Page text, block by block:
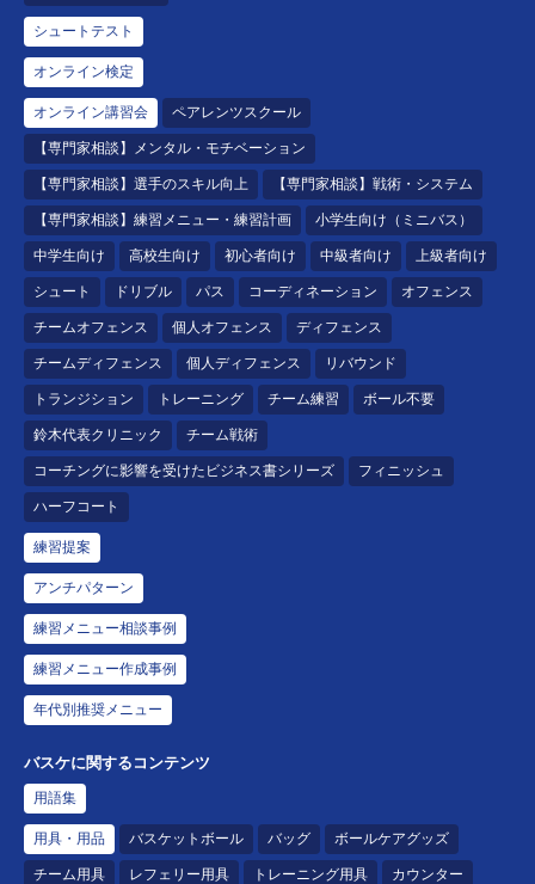
シュートテスト
オンライン検定
オンライン講習会 ペアレンツスクール
【専門家相談】メンタル・モチベーション
【専門家相談】選手のスキル向上 【専門家相談】戦術・システム
【専門家相談】練習メニュー・練習計画 小学生向け（ミニバス）
中学生向け 高校生向け 初心者向け 中級者向け 上級者向け
シュート ドリブル パス コーディネーション オフェンス
チームオフェンス 個人オフェンス ディフェンス
チームディフェンス 個人ディフェンス リバウンド
トランジション トレーニング チーム練習 ボール不要
鈴木代表クリニック チーム戦術
コーチングに影響を受けたビジネス書シリーズ フィニッシュ
ハーフコート
練習提案
アンチパターン
練習メニュー相談事例
練習メニュー作成事例
年代別推奨メニュー
バスケに関するコンテンツ
用語集
用具・用品 バスケットボール バッグ ボールケアグッズ
チーム用具 レフェリー用具 トレーニング用具 カウンター